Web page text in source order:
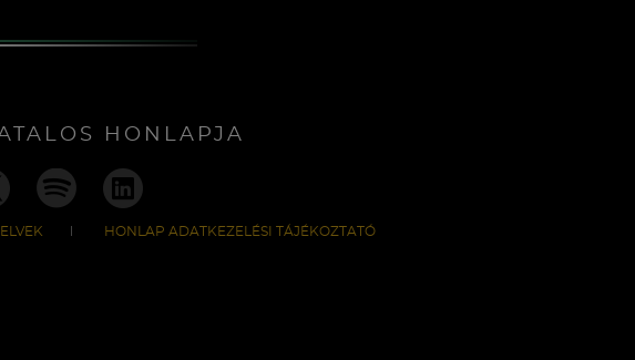
HONLAPJA
HONLAP ADATKEZELÉSI TÁJÉKOZTATÓ